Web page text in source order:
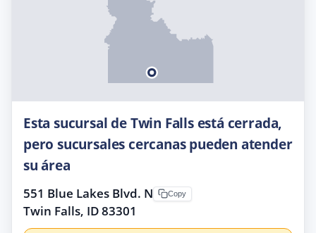
Esta sucursal de Twin Falls está cerrada,
pero sucursales cercanas pueden atender
su área
551 Blue Lakes Blvd. N
Twin Falls, ID 83301
Copy